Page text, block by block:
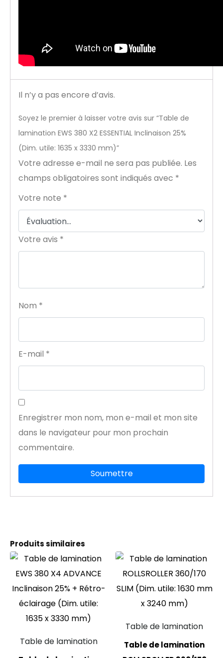
Il n’y a pas encore d’avis.
Soyez le premier à laisser votre avis sur “Table de
lamination EWS 380 X2 ESSENTIAL Inclinaison 25%
(Dim. utile: 1635 x 3330 mm)”
Votre adresse e-mail ne sera pas publiée. Les
champs obligatoires sont indiqués avec *
Votre note *
Votre avis *
Nom *
E-mail *
Enregistrer mon nom, mon e-mail et mon site
dans le navigateur pour mon prochain
commentaire.
Produits similaires
Table de lamination
Table de lamination
Table de lamination